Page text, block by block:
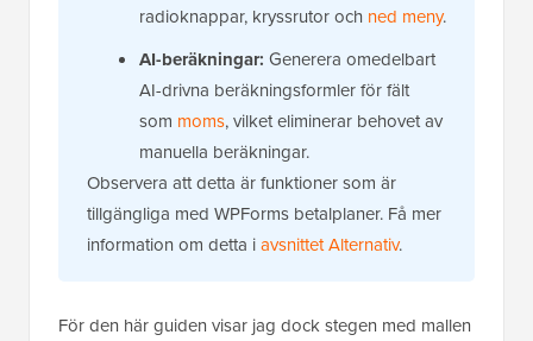
radioknappar, kryssrutor och ned meny.
AI-beräkningar: Generera omedelbart
AI-drivna beräkningsformler för fält
som moms, vilket eliminerar behovet av
manuella beräkningar.
Observera att detta är funktioner som är
tillgängliga med WPForms betalplaner. Få mer
information om detta iavsnittet Alternativ.
För den här guiden visar jag dock stegen med mallen